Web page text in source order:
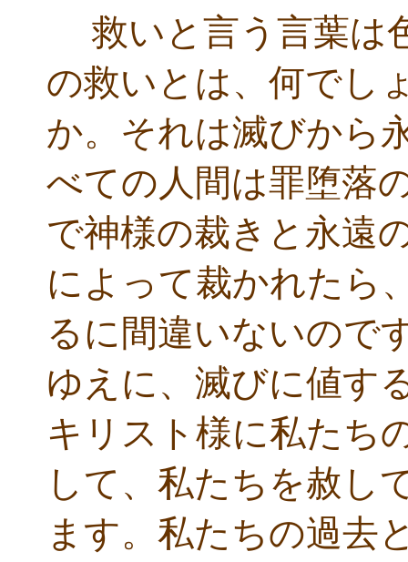
救いと言う言葉は
の救いとは、何でし
か。それは滅びから
べての人間は罪堕落
で神様の裁きと永遠
によって裁かれたら
るに間違いないので
ゆえに、滅びに値す
キリスト様に私たち
して、私たちを赦し
ます。私たちの過去